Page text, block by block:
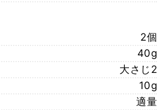
2個
40g
大さじ2
10g
適量